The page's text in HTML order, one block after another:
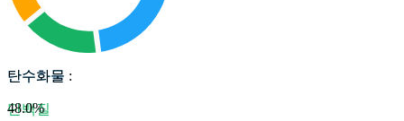
탄수화물
단백질
탄수화물 :
48.0%